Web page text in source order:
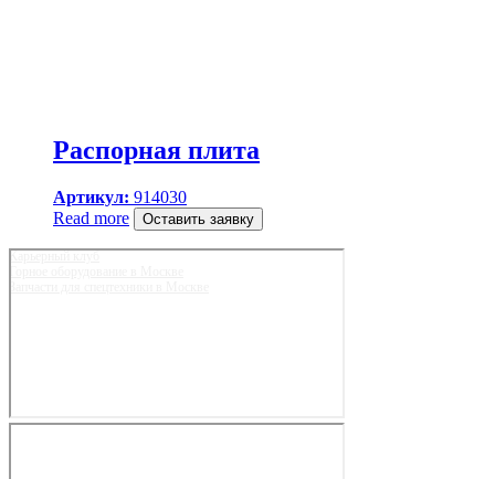
Распорная плита
Артикул: 914030
Read more
Оставить заявку